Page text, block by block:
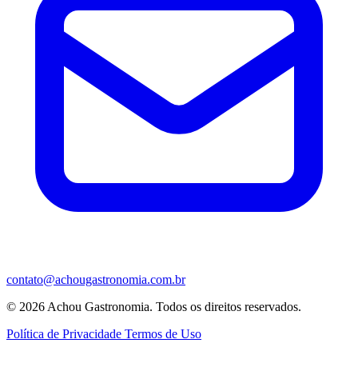
contato@achougastronomia.com.br
© 2026 Achou Gastronomia. Todos os direitos reservados.
Política de Privacidade Termos de Uso